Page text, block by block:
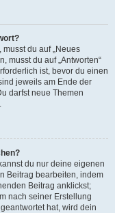
du auf „Neues
musst du auf „Antworten“
ist, bevor du einen
jeweils am Ende der
darfst neue Themen
du nur deine eigenen
Beitrag bearbeiten, indem
Beitrag anklickst;
nach seiner Erstellung
hat, wird dein